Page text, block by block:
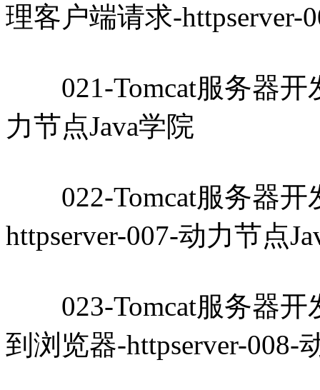
理客户端请求-httpserver-
021-Tomcat服务器开
力节点Java学院
022-Tomcat服务器开
httpserver-007-动力节点
023-Tomcat服务器开
到浏览器-httpserver-008-